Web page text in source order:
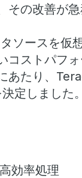
の改善が急
ソースを仮
ストパフ
あたり、
定しました。
効率処理